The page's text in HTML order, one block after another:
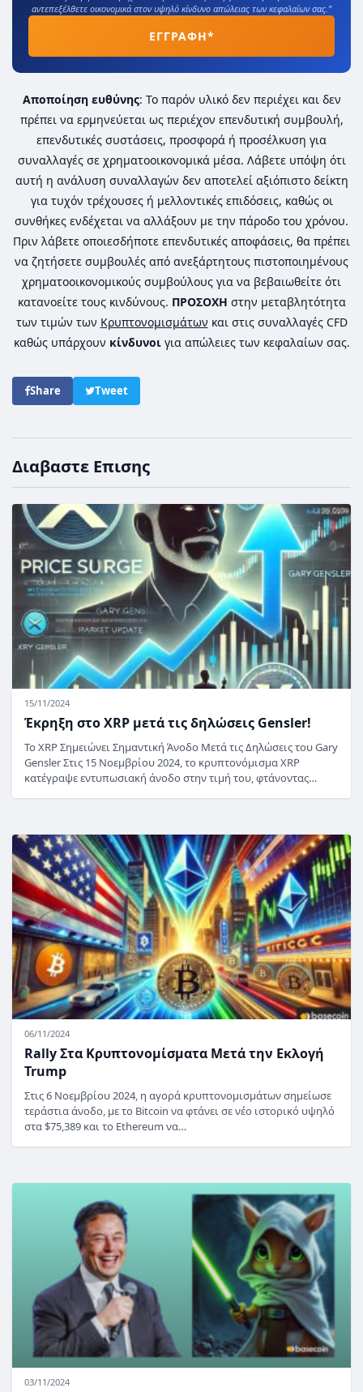
αντεπεξέλθετε οικονομικά στον υψηλό κίνδυνο απώλειας των κεφαλαίων σας.”
ΕΓΓΡΑΦΗ*
Αποποίηση ευθύνης: Το παρόν υλικό δεν περιέχει και δεν
πρέπει να ερμηνεύεται ως περιέχον επενδυτική συμβουλή,
επενδυτικές συστάσεις, προσφορά ή προσέλκυση για
συναλλαγές σε χρηματοοικονομικά μέσα. Λάβετε υπόψη ότι
αυτή η ανάλυση συναλλαγών δεν αποτελεί αξιόπιστο δείκτη
για τυχόν τρέχουσες ή μελλοντικές επιδόσεις, καθώς οι
συνθήκες ενδέχεται να αλλάξουν με την πάροδο του χρόνου.
Πριν λάβετε οποιεσδήποτε επενδυτικές αποφάσεις, θα πρέπει
να ζητήσετε συμβουλές από ανεξάρτητους πιστοποιημένους
χρηματοοικονομικούς συμβούλους για να βεβαιωθείτε ότι
κατανοείτε τους κινδύνους. ΠΡΟΣΟΧΗ στην μεταβλητότητα
των τιμών των Κρυπτονομισμάτων και στις συναλλαγές CFD
καθώς υπάρχουν κίνδυνοιγια απώλειες των κεφαλαίων σας.
Share Tweet
Διαβαστε Επισης
15/11/2024
Έκρηξη στο XRP μετά τις δηλώσεις Gensler!
Το XRP Σημειώνει Σημαντική Άνοδο Μετά τις Δηλώσεις του Gary
Gensler Στις 15 Νοεμβρίου 2024, το κρυπτονόμισμα XRP
κατέγραψε εντυπωσιακή άνοδο στην τιμή του, φτάνοντας…
06/11/2024
Rally Στα Κρυπτονομίσματα Μετά την Εκλογή
Trump
Στις 6 Νοεμβρίου 2024, η αγορά κρυπτονομισμάτων σημείωσε
τεράστια άνοδο, με το Bitcoin να φτάνει σε νέο ιστορικό υψηλό
στα $75,389 και το Ethereum να…
03/11/2024